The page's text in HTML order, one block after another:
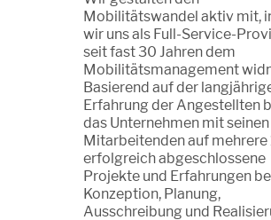
Mobilitätswandel aktiv mit,
wir uns als Full-Service-
seit fast 30 Jahren dem
Mobilitätsmanagement
Basierend auf der
Erfahrung der Angestellten
das Unternehmen mit seinen
Mitarbeitenden auf mehrere
erfolgreich abgeschlossene
Projekte und Erfahrungen
Konzeption, Planung,
Ausschreibung und